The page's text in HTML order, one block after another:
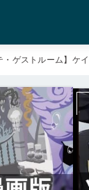
・ゲストルーム】ケ